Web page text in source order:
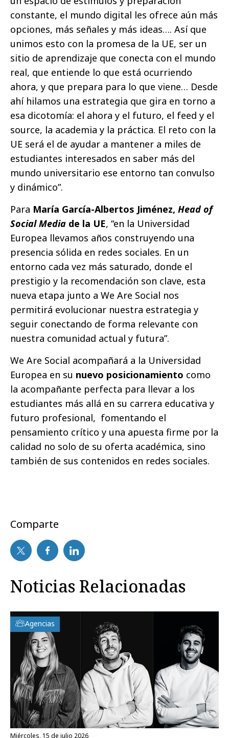
constante, el mundo digital les ofrece aún más
opciones, más señales y más ideas…. Así que
unimos esto con la promesa de la UE, ser un
sitio de aprendizaje que conecta con el mundo
real, que entiende lo que está ocurriendo
ahora, y que prepara para lo que viene… Desde
ahí hilamos una estrategia que gira en torno a
esa dicotomía: el ahora y el futuro, el feed y el
source, la academia y la práctica. El reto con la
UE será el de ayudar a mantener a miles de
estudiantes interesados en saber más del
mundo universitario ese entorno tan convulso
y dinámico”.
Para María García-Albertos Jiménez, Head of
Social Media de la UE, “en la Universidad
Europea llevamos años construyendo una
presencia sólida en redes sociales. En un
entorno cada vez más saturado, donde el
prestigio y la recomendación son clave, esta
nueva etapa junto a We Are Social nos
permitirá evolucionar nuestra estrategia y
seguir conectando de forma relevante con
nuestra comunidad actual y futura”.
We Are Social acompañará a la Universidad
Europea en su nuevo posicionamiento como
la acompañante perfecta para llevar a los
estudiantes más allá en su carrera educativa y
futuro profesional, fomentando el
pensamiento crítico y una apuesta firme por la
calidad no solo de su oferta académica, sino
también de sus contenidos en redes sociales.
Comparte
Noticias Relacionadas
Agencias
miércoles, 15 de julio 2026